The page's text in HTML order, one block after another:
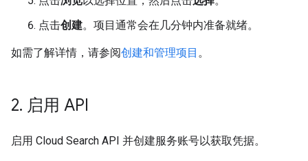
点击创建。项目通常会在几分钟内准备就绪。
如需了解详情，请参阅创建和管理项目 。
2. 启用 API
启用 Cloud Search API 并创建服务账号以获取凭据。